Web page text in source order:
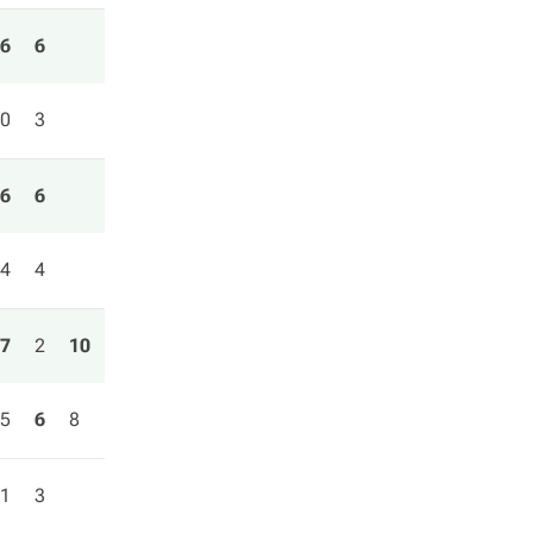
6 6
0 3
6 6
4 4
7 2 10
5 6 8
1 3